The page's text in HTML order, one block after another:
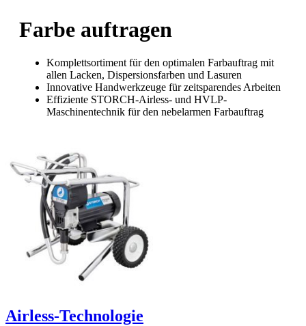
Farbe auftragen
Komplettsortiment für den optimalen Farbauftrag mit
allen Lacken, Dispersionsfarben und Lasuren
Innovative Handwerkzeuge für zeitsparendes Arbeiten
Effiziente STORCH-Airless- und HVLP-
Maschinentechnik für den nebelarmen Farbauftrag
Airless-Technologie